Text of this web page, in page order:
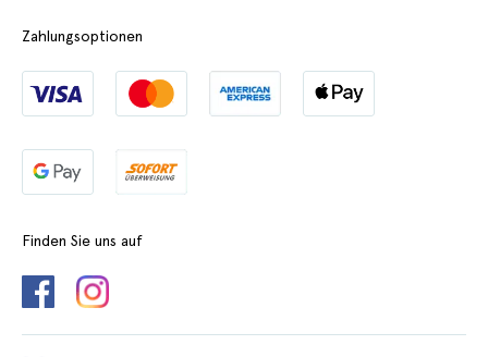
Zahlungsoptionen
Finden Sie uns auf